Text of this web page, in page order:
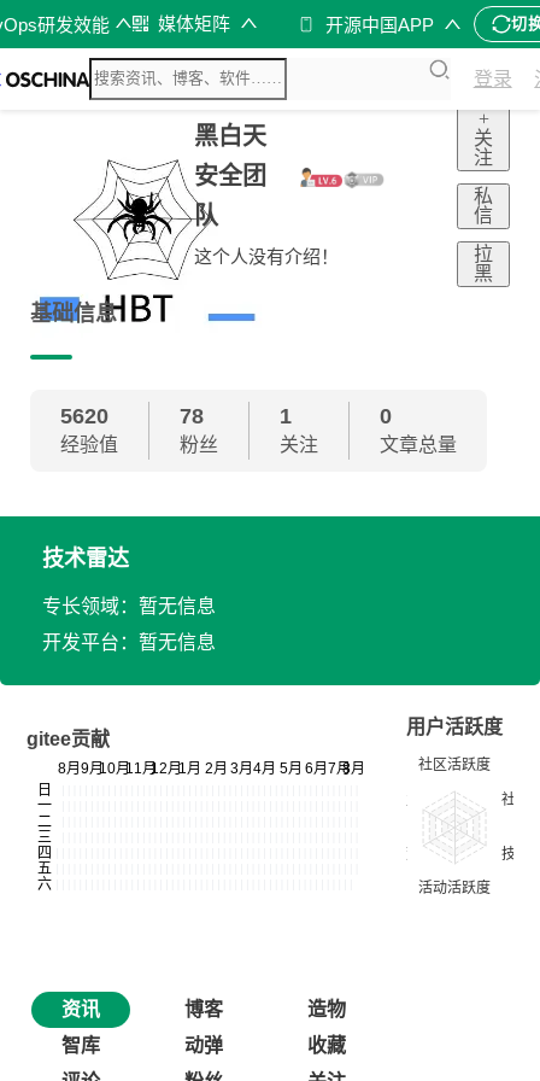
研发效能 媒体矩阵 开源中国APP 切
登录
黑白天
安全团
队
这个人没有介绍！
+
关
注
私
信
拉
黑
基础信息
5620
经验值
78
粉丝
1
关注
0
文章总量
技术雷达
专长领域：暂无信息
开发平台：暂无信息
gitee贡献
用户活跃度
资讯 博客
造物
智库
动弹
收藏